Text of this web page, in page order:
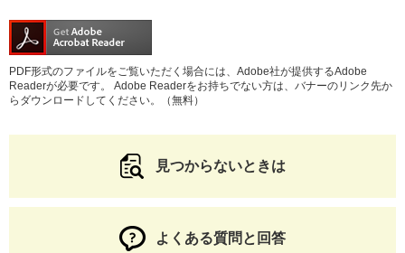
PDF形式のファイルをご覧いただく場合には、Adobe社が提供するAdobe
Readerが必要です。
Adobe Readerをお持ちでない方は、バナーのリンク先か
らダウンロードしてください。（無料）
見つからないときは
よくある質問と回答